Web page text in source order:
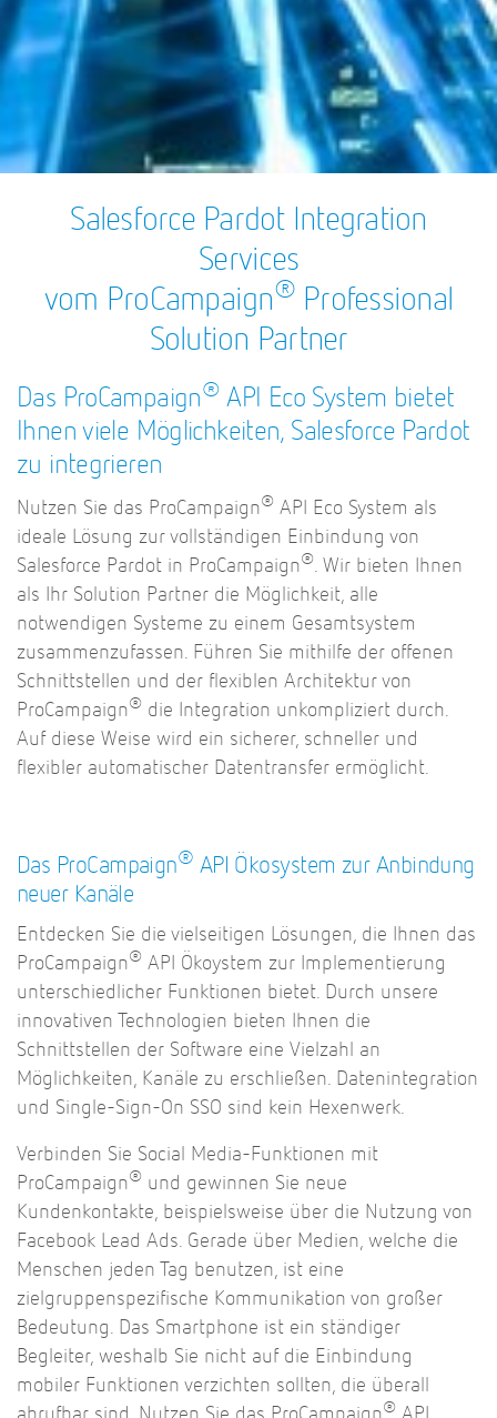
Salesforce Pardot Integration
Services
vom ProCampaign®Professional
Solution Partner
Das ProCampaign® API Eco System bietet
Ihnen viele Möglichkeiten, Salesforce Pardot
zu integrieren
Nutzen Sie das ProCampaign® API Eco System als
ideale Lösung zur vollständigen Einbindung von
Salesforce Pardot in ProCampaign®. Wir bieten Ihnen
als Ihr Solution Partner die Möglichkeit, alle
notwendigen Systeme zu einem Gesamtsystem
zusammenzufassen. Führen Sie mithilfe der offenen
Schnittstellen und der flexiblen Architektur von
ProCampaign® die Integration unkompliziert durch.
Auf diese Weise wird ein sicherer, schneller und
flexibler automatischer Datentransfer ermöglicht.
Das ProCampaign® API Ökosystem zur Anbindung
neuer Kanäle
Entdecken Sie die vielseitigen Lösungen, die Ihnen das
ProCampaign® API Ökoystem zur Implementierung
unterschiedlicher Funktionen bietet. Durch unsere
innovativen Technologien bieten Ihnen die
Schnittstellen der Software eine Vielzahl an
Möglichkeiten, Kanäle zu erschließen. Datenintegration
und Single-Sign-On SSO sind kein Hexenwerk.
Verbinden Sie Social Media-Funktionen mit
ProCampaign® und gewinnen Sie neue
Kundenkontakte, beispielsweise über die Nutzung von
Facebook Lead Ads. Gerade über Medien, welche die
Menschen jeden Tag benutzen, ist eine
zielgruppenspezifische Kommunikation von großer
Bedeutung. Das Smartphone ist ein ständiger
Begleiter, weshalb Sie nicht auf die Einbindung
mobiler Funktionen verzichten sollten, die überall
®